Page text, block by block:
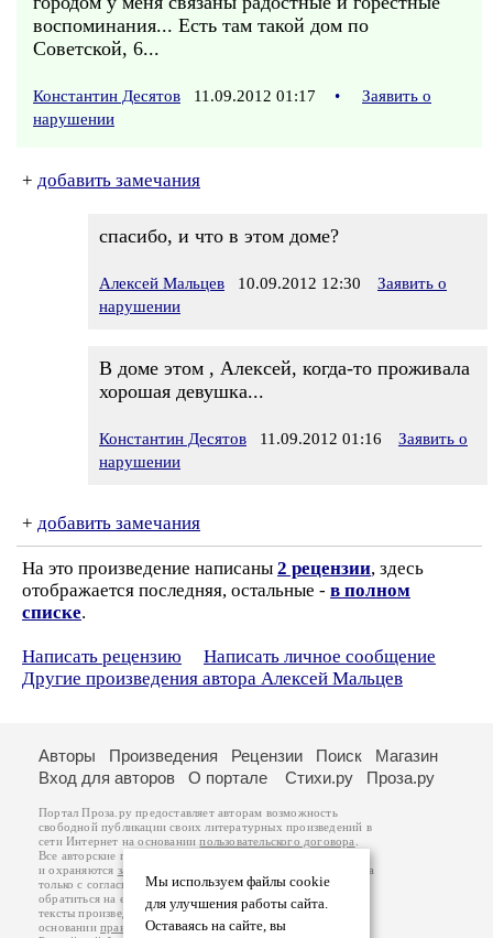
воспоминания... Есть там такой дом по
Советской, 6...
Константин Десятов 11.09.2012 01:17 •
Заявить о
нарушении
+ добавить замечания
спасибо, и что в этом доме?
Алексей Мальцев 10.09.2012 12:30
Заявить о
нарушении
В доме этом , Алексей, когда-то проживала
хорошая девушка...
Константин Десятов 11.09.2012 01:16
Заявить о
нарушении
+ добавить замечания
На это произведение написаны 2 рецензии, здесь
отображается последняя, остальные - в полном
списке.
Написать рецензию
Написать личное сообщение
Другие произведения автора Алексей Мальцев
Мы используем файлы cookie
для улучшения работы сайта.
Оставаясь на сайте, вы
Авторы Произведения Рецензии Поиск
Магазин
Вход для авторов
О портале Стихи.ру Проза.ру
Портал Проза.ру предоставляет авторам возможность
свободной публикации своих литературных произведений в
сети Интернет на основаниипользовательского договора
Все авторские права на произведения принадлежат авторам
и охраняются законом
. Перепечатка произведений возможна
только с согласия его автора, к которому вы можете
обратиться на его авторской странице. Ответственность за
тексты произведений авторы несут самостоятельно на
основанииправил публикацииизаконодательства